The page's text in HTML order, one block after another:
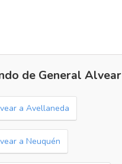
de General Alvear
a Avellaneda
a Neuquén